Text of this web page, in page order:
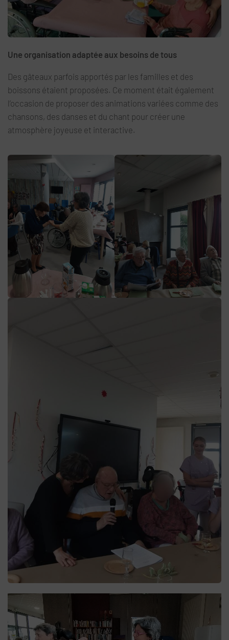
Une organisation adaptée aux besoins de tous
Des gâteaux parfois apportés par les familles et des
boissons étaient proposées. Ce moment était également
l’occasion de proposer des animations variées comme des
chansons, des danses et du chant pour créer une
atmosphère joyeuse et interactive.